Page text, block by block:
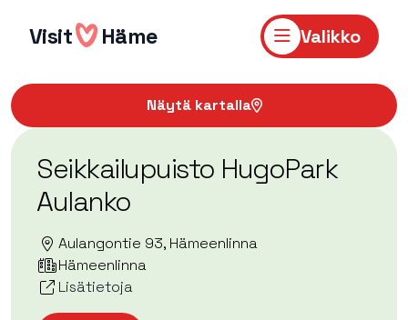
sisältöön
Visit Häme Valikko
Näytä kartalla
Seikkailupuisto HugoPark
Aulanko
Aulangontie 93, Hämeenlinna
Hämeenlinna
Lisätietoja